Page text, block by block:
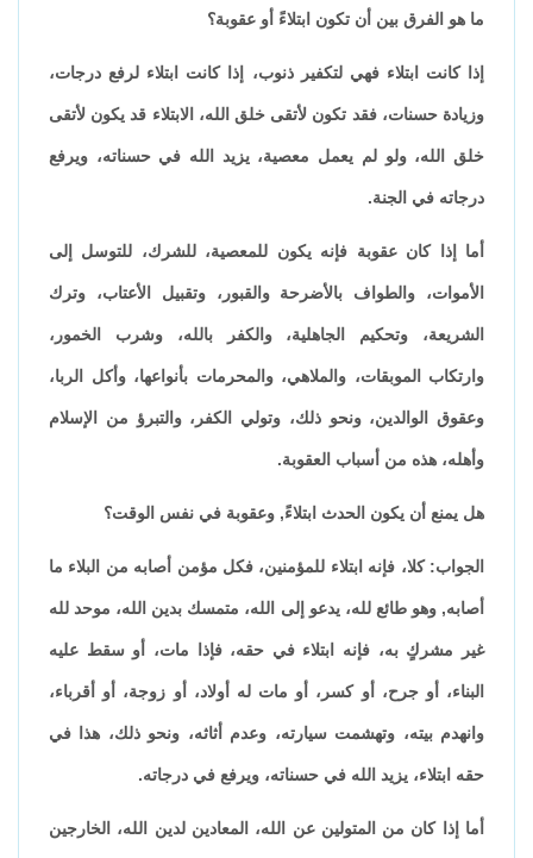
ما هو الفرق بين أن تكون ابتلاءً أو عقوبة؟
إذا كانت ابتلاء فهي لتكفير ذنوب، إذا كانت ابتلاء لرفع درجات،
وزيادة حسنات، فقد تكون لأتقى خلق الله، الابتلاء قد يكون لأتقى
خلق الله، ولو لم يعمل معصية، يزيد الله في حسناته، ويرفع
درجاته في الجنة.
أما إذا كان عقوبة فإنه يكون للمعصية، للشرك، للتوسل إلى
الأموات، والطواف بالأضرحة والقبور، وتقبيل الأعتاب، وترك
الشريعة، وتحكيم الجاهلية، والكفر بالله، وشرب الخمور،
وارتكاب الموبقات، والملاهي، والمحرمات بأنواعها، وأكل الربا،
وعقوق الوالدين، ونحو ذلك، وتولي الكفر، والتبرؤ من الإسلام
وأهله، هذه من أسباب العقوبة.
هل يمنع أن يكون الحدث ابتلاءً, وعقوبة في نفس الوقت؟
الجواب: كلا، فإنه ابتلاء للمؤمنين، فكل مؤمن أصابه من البلاء ما
أصابه, وهو طائع لله، يدعو إلى الله، متمسك بدين الله، موحد لله
غير مشركٍ به، فإنه ابتلاء في حقه، فإذا مات، أو سقط عليه
البناء، أو جرح، أو كسر، أو مات له أولاد، أو زوجة، أو أقرباء،
وانهدم بيته، وتهشمت سيارته، وعدم أثاثه، ونحو ذلك، هذا في
حقه ابتلاء، يزيد الله في حسناته، ويرفع في درجاته.
أما إذا كان من المتولين عن الله، المعادين لدين الله، الخارجين